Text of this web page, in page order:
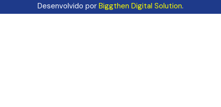
Desenvolvido por Biggthen Digital Solution.